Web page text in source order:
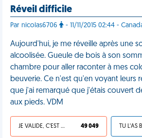
Réveil difficile
Par nicolas6706 - 11/11/2015 02:44 -
Aujourd'hui, je me réveille après une
alcoolisée. Gueule de bois à son
chambre pour aller raconter à mes
beuverie. Ce n'est qu'en voyant leurs
que j'ai remarqué que j'étais couvert
aux pieds. VDM
JE VALIDE, C'EST UNE VDM 49 049